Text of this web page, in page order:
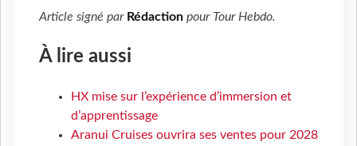
Article signé par Rédaction pour Tour Hebdo.
À lire aussi
HX mise sur l’expérience d’immersion et
d’apprentissage
Aranui Cruises ouvrira ses ventes pour 2028